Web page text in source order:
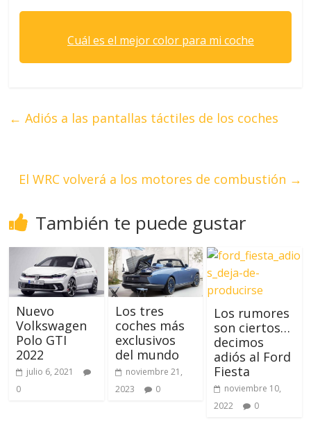
Cuál es el mejor color para mi coche
← Adiós a las pantallas táctiles de los coches
El WRC volverá a los motores de combustión →
También te puede gustar
Nuevo
Volkswagen
Polo GTI
2022
julio 6, 2021
0
Los tres
coches más
exclusivos
del mundo
noviembre 21,
2023
0
Los rumores
son ciertos…
decimos
adiós al Ford
Fiesta
noviembre 10,
2022
0